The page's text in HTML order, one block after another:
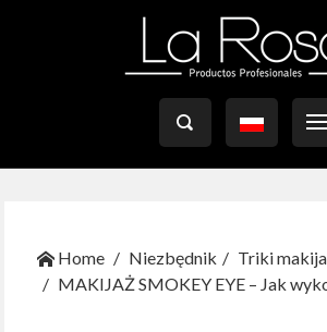

Home Niezbędnik
Triki
MAKIJAŻ SMOKEY EYE – Jak